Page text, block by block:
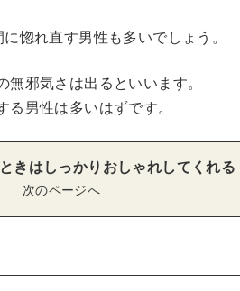
惚れ直す男性も多いでしょう。
邪気さは出るといいます。
男性は多いはずです。
きはしっかりおしゃれしてくれる
次のページへ